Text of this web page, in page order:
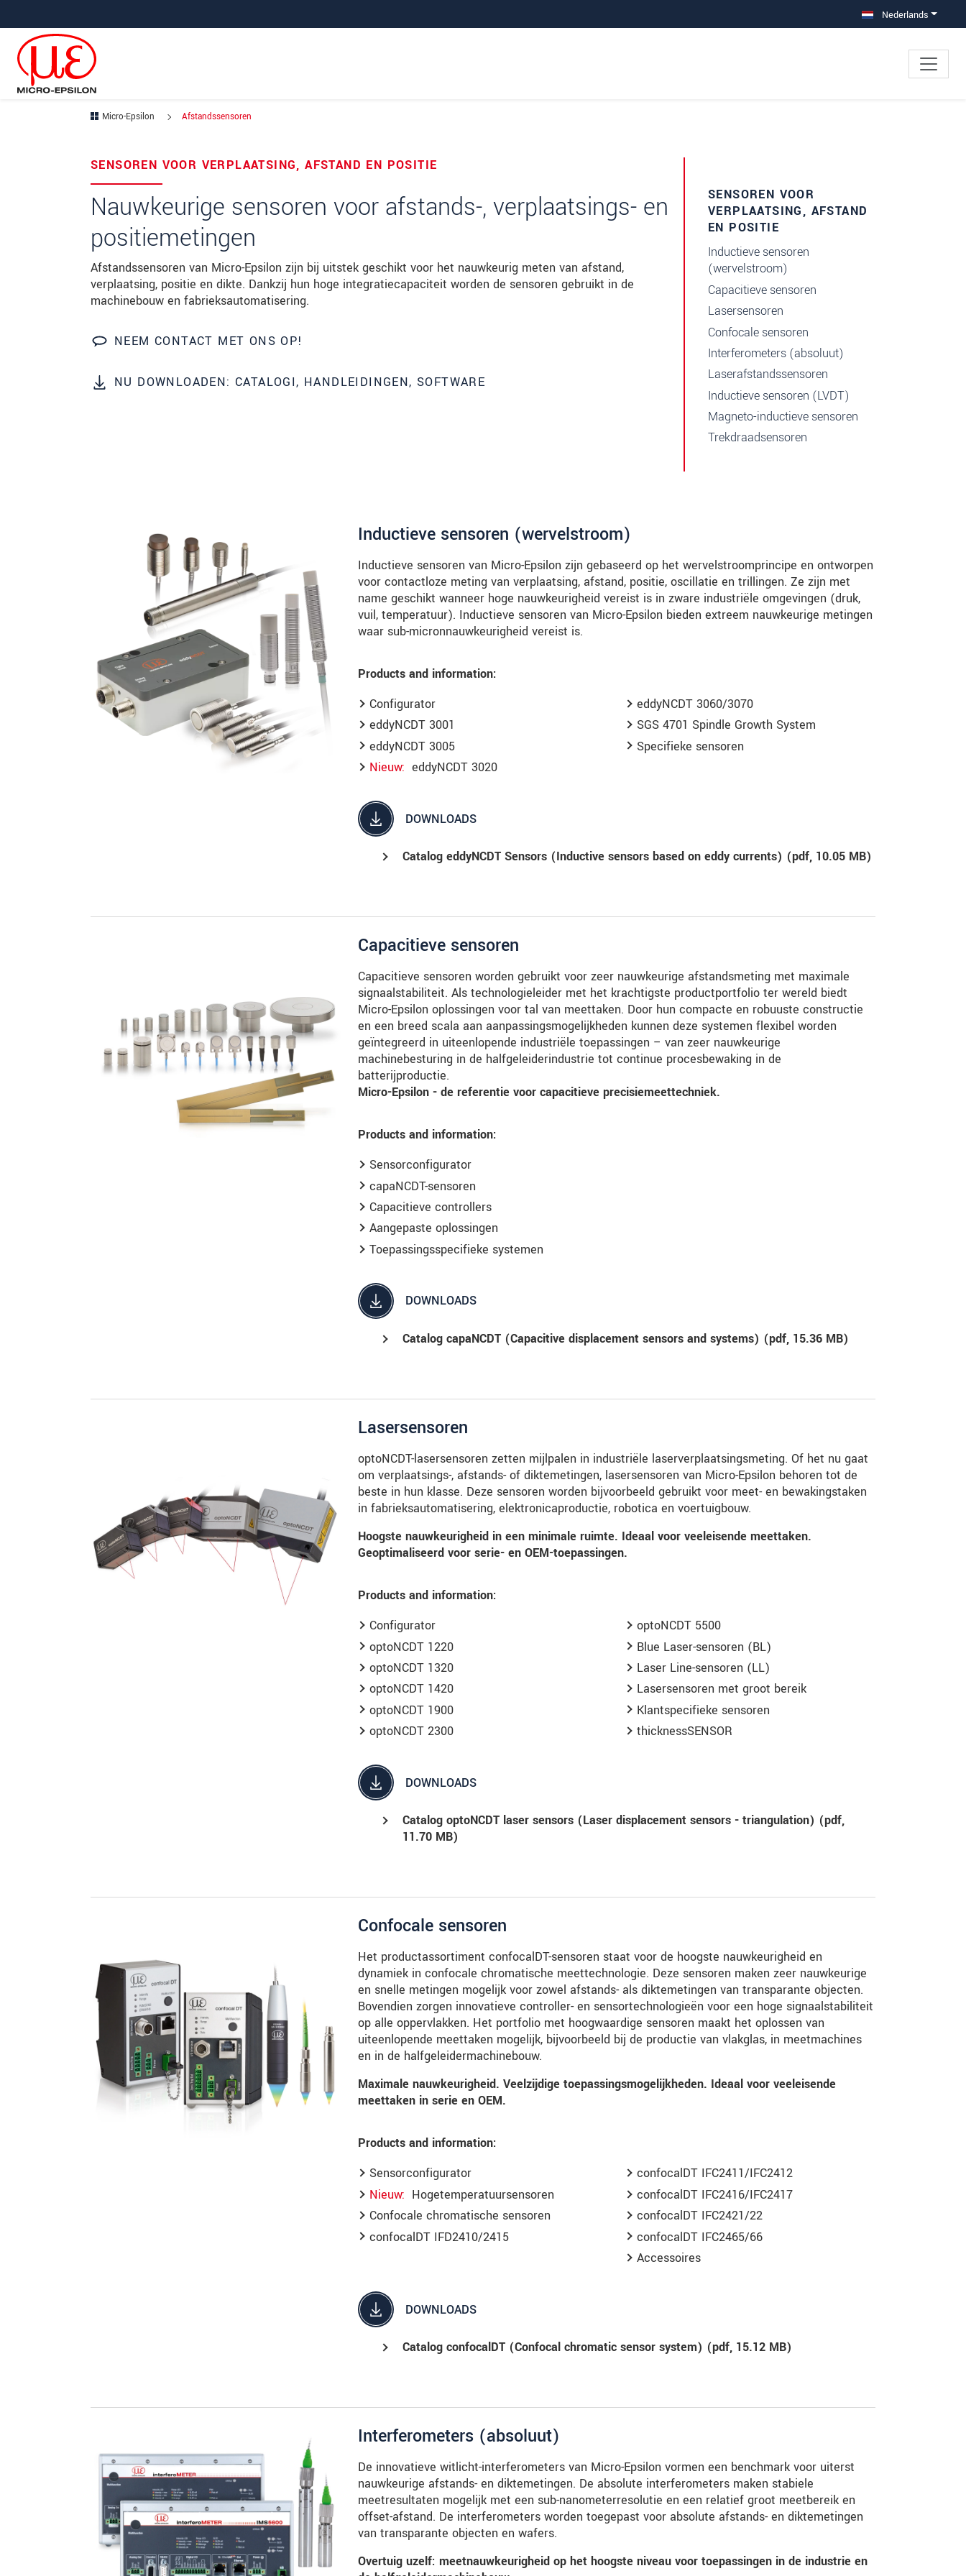
Nederlands
Micro-Epsilon Afstandssensoren
SENSOREN VOOR VERPLAATSING, AFSTAND EN POSITIE
Nauwkeurige sensoren voor afstands-, verplaatsings- en
positiemetingen
Afstandssensoren van Micro-Epsilon zijn bij uitstek geschikt voor het nauwkeurig meten van afstand,
verplaatsing, positie en dikte. Dankzij hun hoge integratiecapaciteit worden de sensoren gebruikt in de
machinebouw en fabrieksautomatisering.
NEEM CONTACT MET ONS OP!
NU DOWNLOADEN: CATALOGI, HANDLEIDINGEN, SOFTWARE
SENSOREN VOOR
VERPLAATSING, AFSTAND
EN POSITIE
Inductieve sensoren
(wervelstroom)
Capacitieve sensoren
Lasersensoren
Confocale sensoren
Interferometers (absoluut)
Laserafstandssensoren
Inductieve sensoren (LVDT)
Magneto-inductieve sensoren
Trekdraadsensoren
Inductieve sensoren (wervelstroom)
Inductieve sensoren van Micro-Epsilon zijn gebaseerd op het wervelstroomprincipe en ontworpen
voor contactloze meting van verplaatsing, afstand, positie, oscillatie en trillingen. Ze zijn met
name geschikt wanneer hoge nauwkeurigheid vereist is in zware industriële omgevingen (druk,
vuil, temperatuur). Inductieve sensoren van Micro-Epsilon bieden extreem nauwkeurige metingen
waar sub-micronnauwkeurigheid vereist is.
Products and information:
Configurator
eddyNCDT 3001
eddyNCDT 3005
Nieuw
eddyNCDT 3020
eddyNCDT 3060/3070
SGS 4701 Spindle Growth System
Specifieke sensoren
DOWNLOADS
Catalog eddyNCDT Sensors (Inductive sensors based on eddy currents) (pdf, 10.05 MB)
Capacitieve sensoren
Capacitieve sensoren worden gebruikt voor zeer nauwkeurige afstandsmeting met maximale
signaalstabiliteit. Als technologieleider met het krachtigste productportfolio ter wereld biedt
Micro-Epsilon oplossingen voor tal van meettaken. Door hun compacte en robuuste constructie
en een breed scala aan aanpassingsmogelijkheden kunnen deze systemen flexibel worden
geïntegreerd in uiteenlopende industriële toepassingen – van zeer nauwkeurige
machinebesturing in de halfgeleiderindustrie tot continue procesbewaking in de
batterijproductie.
Micro-Epsilon - de referentie voor capacitieve precisiemeettechniek.
Products and information:
Sensorconfigurator
capaNCDT-sensoren
Capacitieve controllers
Aangepaste oplossingen
Toepassingsspecifieke systemen
DOWNLOADS
Catalog capaNCDT (Capacitive displacement sensors and systems) (pdf, 15.36 MB)
Lasersensoren
optoNCDT-lasersensoren zetten mijlpalen in industriële laserverplaatsingsmeting. Of het nu gaat
om verplaatsings-, afstands- of diktemetingen, lasersensoren van Micro-Epsilon behoren tot de
beste in hun klasse. Deze sensoren worden bijvoorbeeld gebruikt voor meet- en bewakingstaken
in fabrieksautomatisering, elektronicaproductie, robotica en voertuigbouw.
Hoogste nauwkeurigheid in een minimale ruimte. Ideaal voor veeleisende meettaken.
Geoptimaliseerd voor serie- en OEM-toepassingen.
Products and information:
Configurator
optoNCDT 1220
optoNCDT 1320
optoNCDT 1420
optoNCDT 1900
optoNCDT 2300
optoNCDT 5500
Blue Laser-sensoren (BL)
Laser Line-sensoren (LL)
Lasersensoren met groot bereik
Klantspecifieke sensoren
thicknessSENSOR
DOWNLOADS
Catalog optoNCDT laser sensors (Laser displacement sensors - triangulation) (pdf,
11.70 MB)
Confocale sensoren
Het productassortiment confocalDT-sensoren staat voor de hoogste nauwkeurigheid en
dynamiek in confocale chromatische meettechnologie. Deze sensoren maken zeer nauwkeurige
en snelle metingen mogelijk voor zowel afstands- als diktemetingen van transparante objecten.
Bovendien zorgen innovatieve controller- en sensortechnologieën voor een hoge signaalstabiliteit
op alle oppervlakken. Het portfolio met hoogwaardige sensoren maakt het oplossen van
uiteenlopende meettaken mogelijk, bijvoorbeeld bij de productie van vlakglas, in meetmachines
en in de halfgeleidermachinebouw.
Maximale nauwkeurigheid. Veelzijdige toepassingsmogelijkheden. Ideaal voor veeleisende
meettaken in serie en OEM.
Products and information:
Sensorconfigurator
Nieuw
Hogetemperatuursensoren
Confocale chromatische sensoren
confocalDT IFD2410/2415
confocalDT IFC2411/IFC2412
confocalDT IFC2416/IFC2417
confocalDT IFC2421/22
confocalDT IFC2465/66
Accessoires
DOWNLOADS
Catalog confocalDT (Confocal chromatic sensor system) (pdf, 15.12 MB)
Interferometers (absoluut)
De innovatieve witlicht-interferometers van Micro-Epsilon vormen een benchmark voor uiterst
nauwkeurige afstands- en diktemetingen. De absolute interferometers maken stabiele
meetresultaten mogelijk met een sub-nanometerresolutie en een relatief groot meetbereik en
offset-afstand. De interferometers worden toegepast voor absolute afstands- en diktemetingen
van transparante objecten en wafers.
Overtuig uzelf: meetnauwkeurigheid op het hoogste niveau voor toepassingen in de industrie en
Uw aanvraag van: Afstandssensoren
Begroeting
Voornaam
Achternaam
Bedrijf *
Plaats*
Houd mij op de hoogte van productinnovaties via e-mail.
* Verplichte velden
We behandelen uw gegevens vertrouwelijk. Lees onze Privacyverklaring.
BERICHT VERZENDEN